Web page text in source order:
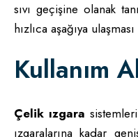
sıvı geçişine olanak
hızlıca aşağıya
Kullanım
Çelik ızgara
ızgaralarına kadar